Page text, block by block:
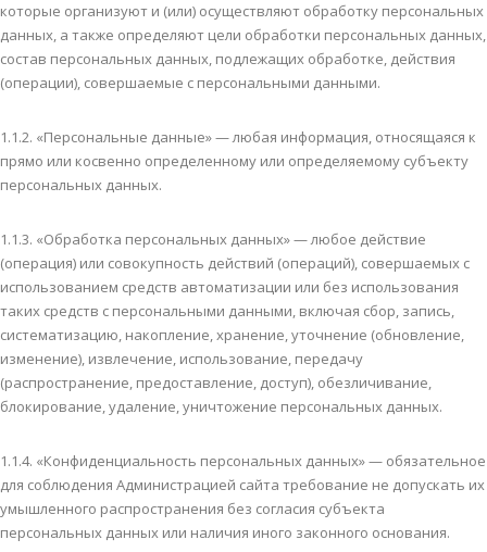
которые организуют и (или) осуществляют обработку персональных
данных, а также определяют цели обработки персональных данных,
состав персональных данных, подлежащих обработке, действия
(операции), совершаемые с персональными данными.
1.1.2. «Персональные данные» — любая информация, относящаяся к
прямо или косвенно определенному или определяемому субъекту
персональных данных.
1.1.3. «Обработка персональных данных» — любое действие
(операция) или совокупность действий (операций), совершаемых с
использованием средств автоматизации или без использования
таких средств с персональными данными, включая сбор, запись,
систематизацию, накопление, хранение, уточнение (обновление,
изменение), извлечение, использование, передачу
(распространение, предоставление, доступ), обезличивание,
блокирование, удаление, уничтожение персональных данных.
1.1.4. «Конфиденциальность персональных данных» — обязательное
для соблюдения Администрацией сайта требование не допускать их
умышленного распространения без согласия субъекта
персональных данных или наличия иного законного основания.